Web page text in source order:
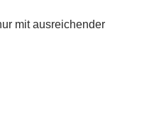
mit ausreichender